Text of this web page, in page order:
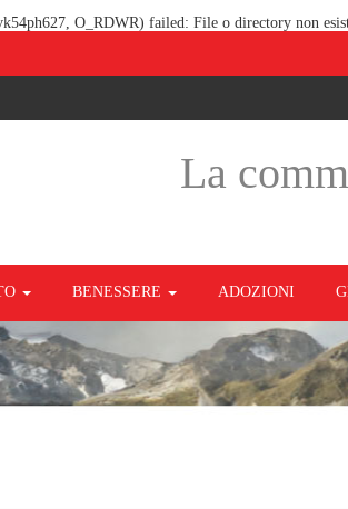
O_RDWR) failed: File o directory non
La
BENESSERE ADOZIONI